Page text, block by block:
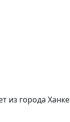
из города